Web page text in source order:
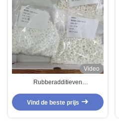
Video
Rubberadditieven
voor de Gom van Fkm
Precompound Fluoroelastomer
Vind de beste prijs